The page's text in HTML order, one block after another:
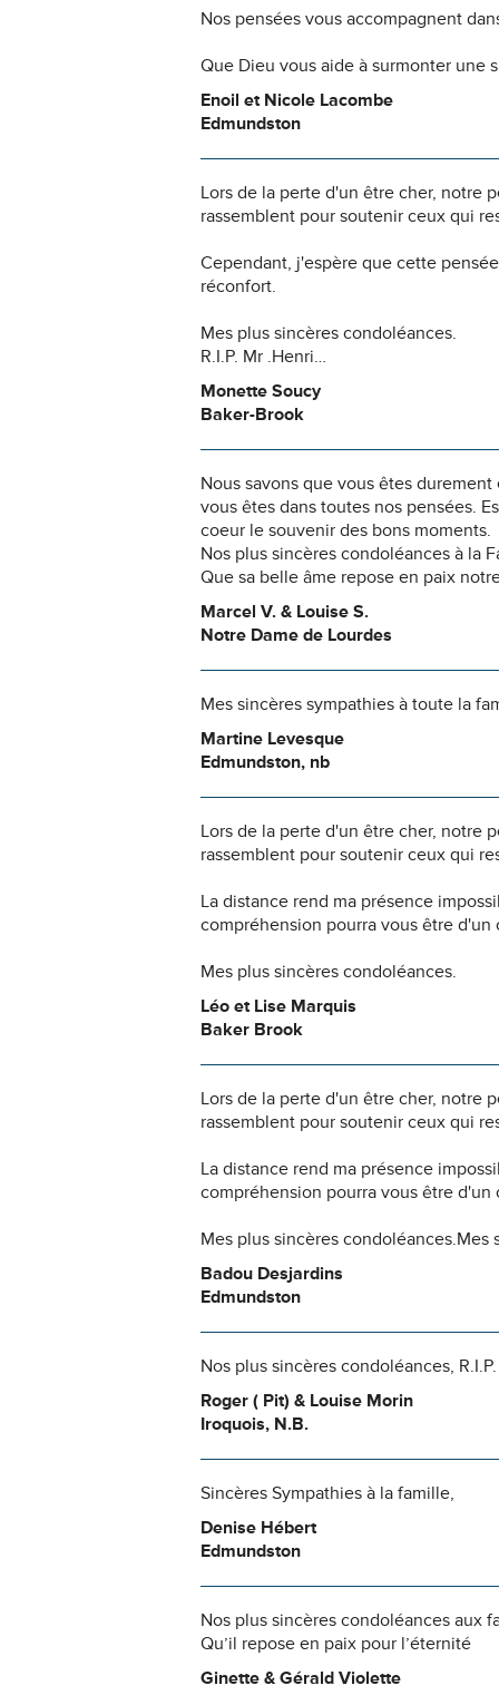
Nos pensées vous accompagnent
Que Dieu vous aide à surmonter une
Enoil et Nicole Lacombe
Edmundston
Lors de la perte d'un être cher, notre
rassemblent pour soutenir ceux qui
Cependant, j'espère que cette
réconfort.
Mes plus sincères condoléances.
R.I.P. Mr .Henri…
Monette Soucy
Baker-Brook
Nous savons que vous êtes
vous êtes dans toutes nos pensées.
coeur le souvenir des bons moments.
Nos plus sincères condoléances à la
Que sa belle âme repose en paix
Marcel V. & Louise S.
Notre Dame de Lourdes
Mes sincères sympathies à toute la
Martine Levesque
Edmundston, nb
Lors de la perte d'un être cher, notre
rassemblent pour soutenir ceux qui
La distance rend ma présence
compréhension pourra vous être d'un
Mes plus sincères condoléances.
Léo et Lise Marquis
Baker Brook
Lors de la perte d'un être cher, notre
rassemblent pour soutenir ceux qui
La distance rend ma présence
compréhension pourra vous être d'un
Mes plus sincères
Badou Desjardins
Edmundston
Nos plus sincères condoléances,
Roger ( Pit) & Louise Morin
Iroquois, N.B.
Sincères Sympathies à la famille,
Denise Hébert
Edmundston
Nos plus sincères condoléances aux
Qu’il repose en paix pour l’éternité
Ginette & Gérald Violette